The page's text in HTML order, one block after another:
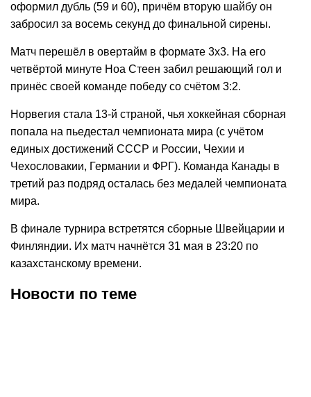
оформил дубль (59 и 60), причём вторую шайбу он
забросил за восемь секунд до финальной сирены.
Матч перешёл в овертайм в формате 3х3. На его
четвёртой минуте Ноа Стеен забил решающий гол и
принёс своей команде победу со счётом 3:2.
Норвегия стала 13-й страной, чья хоккейная сборная
попала на пьедестал чемпионата мира (с учётом
единых достижений СССР и России, Чехии и
Чехословакии, Германии и ФРГ). Команда Канады в
третий раз подряд осталась без медалей чемпионата
мира.
В финале турнира встретятся сборные Швейцарии и
Финляндии. Их матч начнётся 31 мая в 23:20 по
казахстанскому времени.
Новости по теме